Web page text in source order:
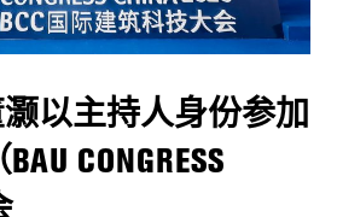
以主持人身份参加
CONGRESS